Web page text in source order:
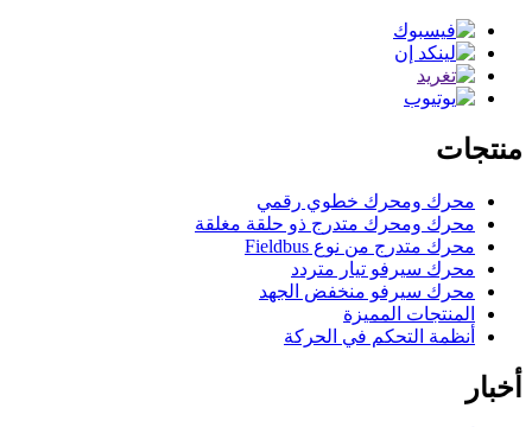
منتجات
محرك ومحرك خطوي رقمي
محرك ومحرك متدرج ذو حلقة مغلقة
محرك متدرج من نوع Fieldbus
محرك سيرفو تيار متردد
محرك سيرفو منخفض الجهد
المنتجات المميزة
أنظمة التحكم في الحركة
أخبار